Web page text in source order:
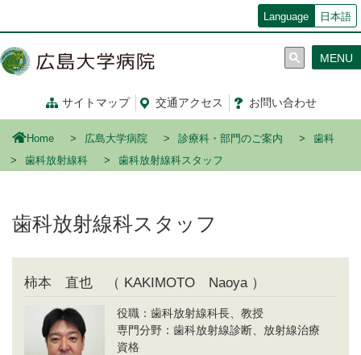
コ
ン
移
Language 日本語
サイトマップ 交通アクセス お問い合わせ
MENU
Home 広島大学病院 診療科・部門のご案内
歯科
歯科放射線科
歯科放射線科スタッフ
歯科放射線科スタッフ
柿本 直也 （ KAKIMOTO Naoya ）
役職：歯科放射線科長、教授
専門分野：歯科放射線診断、放射線治療
資格